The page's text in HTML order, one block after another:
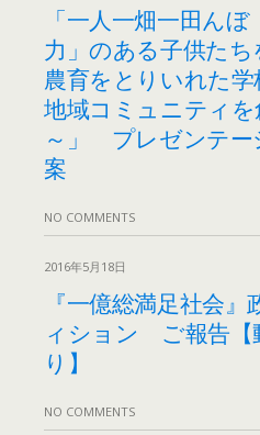
「一人一畑一田んぼ
力」のある子供たち
農育をとりいれた学
地域コミュニティを
～」 プレゼンテー
案
NO COMMENTS
2016年5月18日
『一億総満足社会
ィション ご報告【
り】
NO COMMENTS